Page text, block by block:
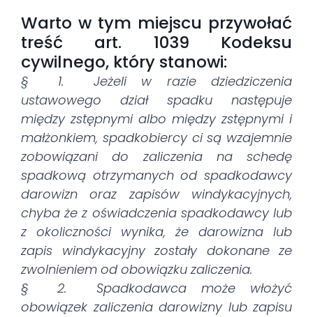
Warto w tym miejscu przywołać
treść art. 1039 Kodeksu
cywilnego, który stanowi:
§ 1. Jeżeli w razie dziedziczenia
ustawowego dział spadku następuje
między zstępnymi albo między zstępnymi i
małżonkiem, spadkobiercy ci są wzajemnie
zobowiązani do zaliczenia na schedę
spadkową otrzymanych od spadkodawcy
darowizn oraz zapisów windykacyjnych,
chyba że z oświadczenia spadkodawcy lub
z okoliczności wynika, że darowizna lub
zapis windykacyjny zostały dokonane ze
zwolnieniem od obowiązku zaliczenia.
§ 2. Spadkodawca może włożyć
obowiązek zaliczenia darowizny lub zapisu